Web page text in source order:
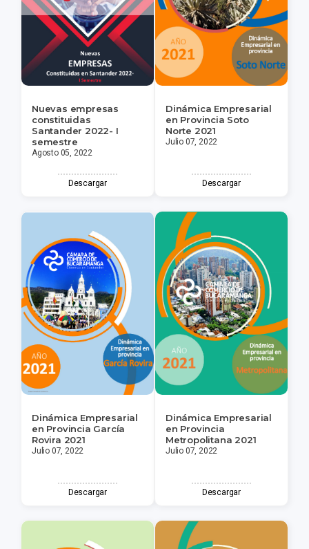
Nuevas empresas
constituidas
Santander 2022- I
semestre
Agosto 05, 2022
Descargar
Dinámica Empresarial
en Provincia Soto
Norte 2021
Julio 07, 2022
Descargar
Dinámica Empresarial
en Provincia García
Rovira 2021
Julio 07, 2022
Descargar
Dinámica Empresarial
en Provincia
Metropolitana 2021
Julio 07, 2022
Descargar